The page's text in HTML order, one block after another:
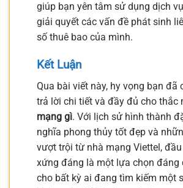
giúp bạn yên tâm sử dụng dịch
giải quyết các vấn đề phát sinh
số thuê bao của mình.
Kết Luận
Qua bài viết này, hy vọng bạn đã
trả lời chi tiết và đầy đủ cho thắc
mạng gì. Với lịch sử hình thành
nghĩa phong thủy tốt đẹp và
vượt trội từ nhà mạng Viettel,
xứng đáng là một lựa chọn đáng
cho bất kỳ ai đang tìm kiếm một